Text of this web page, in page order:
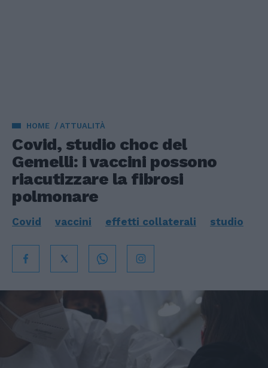
HOME ATTUALITÀ
Covid, studio choc del
Gemelli: i vaccini possono
riacutizzare la fibrosi
polmonare
Covid vaccini effetti collaterali studio